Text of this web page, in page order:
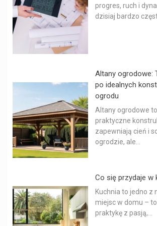
progres, ruch i
dzisiaj bardzo
Altany ogrodowe:
po idealnych
ogrodu
Altany ogrodowe
praktyczne
zapewniają cień i
ogrodzie, ale...
Co się przydaje w
Kuchnia to jedno z
miejsc w domu –
praktykę z pasją,...